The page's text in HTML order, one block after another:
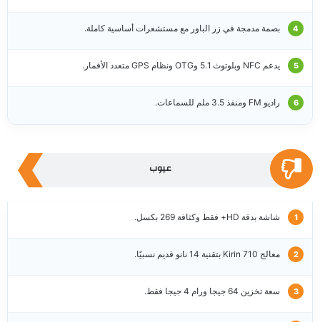
بصمة مدمجة في زر الباور مع مستشعرات أساسية كاملة.
يدعم NFC وبلوتوث 5.1 وOTG ونظام GPS متعدد الأقمار.
راديو FM ومنفذ 3.5 ملم للسماعات.
عيوب
شاشة بدقة HD+ فقط وكثافة 269 بكسل.
معالج Kirin 710 بتقنية 14 نانو قديم نسبيًا.
سعة تخزين 64 جيجا ورام 4 جيجا فقط.